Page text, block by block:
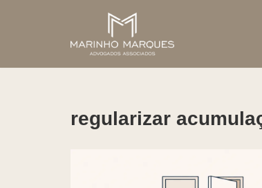
regularizar